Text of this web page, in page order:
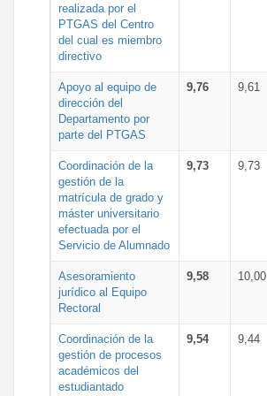
realizada por el
PTGAS del Centro
del cual es miembro
directivo
Apoyo al equipo de
dirección del
Departamento por
parte del PTGAS
9,76 9,61
Coordinación de la
gestión de la
matrícula de grado y
máster universitario
efectuada por el
Servicio de Alumnado
9,73 9,73
Asesoramiento
jurídico al Equipo
Rectoral
9,58 10,00
Coordinación de la
gestión de procesos
académicos del
estudiantado
9,54 9,44